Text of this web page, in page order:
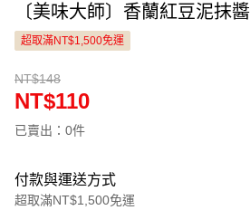
〔美味大師〕香蘭紅豆泥抹醬
超取滿NT$1,500免運
NT$148
NT$110
已賣出：0件
付款與運送方式
超取滿NT$1,500免運